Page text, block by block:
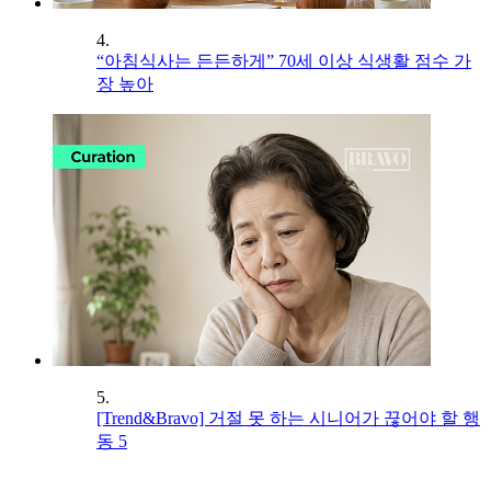
4.
“아침식사는 든든하게” 70세 이상 식생활 점수 가
장 높아
5.
[Trend&Bravo] 거절 못 하는 시니어가 끊어야 할 행
동 5